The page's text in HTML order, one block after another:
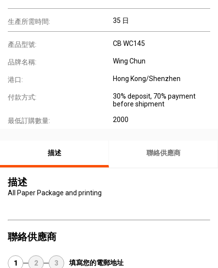
生產所需時間: 35 日
產品型號: CB WC145
品牌名稱: Wing Chun
港口: Hong Kong/Shenzhen
付款方式:
30% deposit, 70% payment
before shipment
最低訂購數量: 2000
描述 聯絡供應商
描述
All Paper Package and printing
聯絡供應商
1 2 3 填寫您的電郵地址